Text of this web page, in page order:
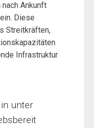
nach Ankunft
Diese
Streitkräften,
Infrastruktur
in unter